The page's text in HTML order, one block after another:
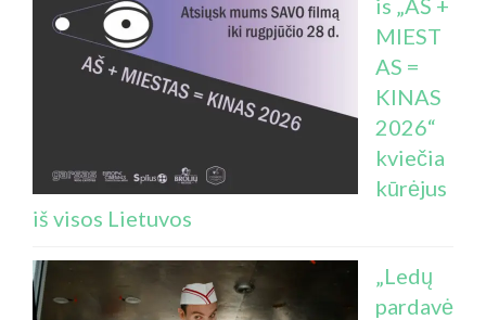
MIEST
AS =
KINAS
2026“
kviečia
kūrėjus
iš visos Lietuvos
„Ledų
pardavė